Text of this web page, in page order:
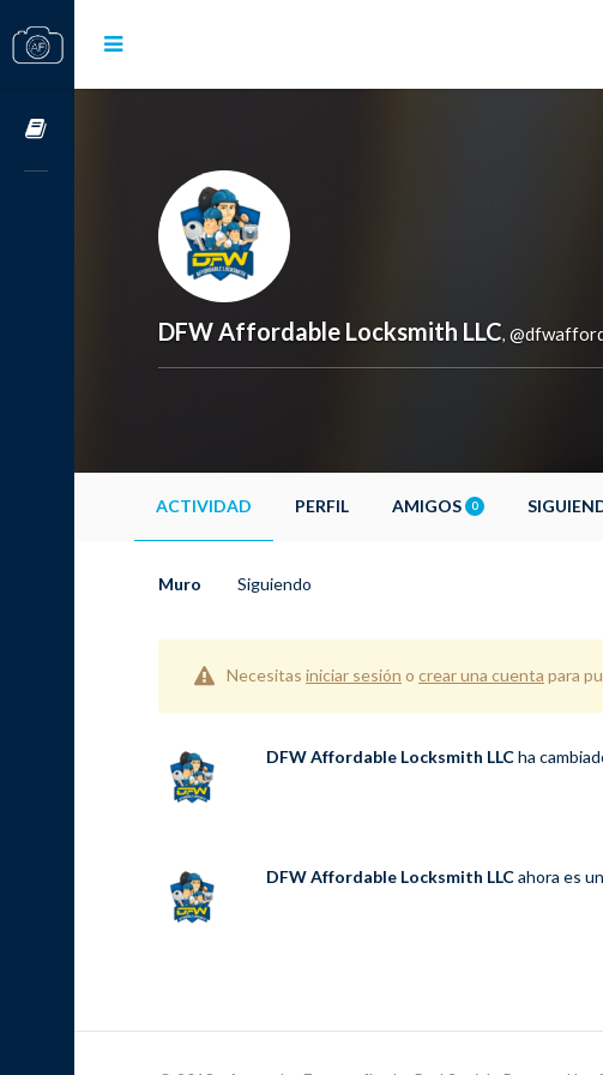
DFW Affordable Locksmith LLC,
ACTIVIDAD PERFIL AMIGOS 0
Muro Siguiendo
Necesitas iniciar sesión o crear una cuenta para
DFW Affordable Locksmith LLCha
DFW Affordable Locksmith LLCahora es